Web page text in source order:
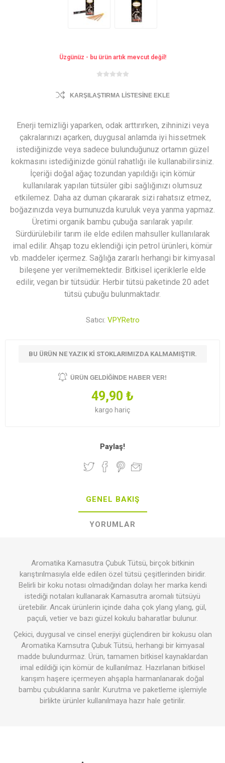
Üzgünüz - bu ürün artık mevcut değil!
KARŞILAŞTIRMA LISTESINE EKLE
Enerji temizliği yaparken, odak arttırırken, zihninizi veya
çakralarınızı açarken, duygusal anlamda iyi hissetmek
istediğinizde veya sadece bulunduğunuz ortamın güzel
kokmasını istediğinizde gönül rahatlığı ile kullanabilirsiniz.
İçeriği doğal ağaç tozundan yapıldığı için kömür
kullanılarak yapılan tütsüler gibi sağlığınızı olumsuz
etkilemez. Daha az duman çıkararak sizi rahatsız etmez,
boğazınızda veya burnunuzda kuruluk veya yanma yapmaz.
Üretimi organik bambu çubuğa sarılarak yapılır.
Sürdürülebilir tarım ile elde edilen mahsuller kullanılarak
imal edilir. Ahşap tozu eklendiği için petrol ürünleri, kömür
vb. maddeler içermez. Sağlığa zararlı herhangi bir kimyasal
bileşene yer verilmemektedir. Bitkisel içeriklerle elde
edilir, vegan bir tütsüdür. Herbir tütsü paketinde 20 adet
tütsü çubuğu bulunmaktadır.
Satıcı: VPYRetro
BU ÜRÜN NE YAZIK KI STOKLARIMIZDA KALMAMIŞTIR.
ÜRÜN GELDIĞINDE HABER VER!
49,90 ₺
kargo hariç
Paylaş!
GENEL BAKIŞ
YORUMLAR
Aromatika Kamasutra Çubuk Tütsü, birçok bitkinin
karıştırılmasıyla elde edilen özel tütsü çeşitlerinden biridir.
Belirli bir koku notası olmadığından dolayı her marka kendi
istediği notaları kullanarak Kamasutra aromalı tütsüyü
üretebilir. Ancak ürünlerin içinde daha çok ylang ylang, gül,
paçuli, vetier ve bazı güzel kokulu baharatlar bulunur.
Çekici, duygusal ve cinsel enerjiyi güçlendiren bir kokusu olan
Aromatika Kamsutra Çubuk Tütsü, herhangi bir kimyasal
madde bulundurmaz. Ürün, tamamen bitkisel kaynaklardan
imal edildiği için kömür de kullanılmaz. Hazırlanan bitkisel
karışım haşere içermeyen ahşapla harmanlanarak doğal
bambu çubuklarına sarılır. Kurutma ve paketleme işlemiyle
birlikte ürünler kullanılmaya hazır hale getirilir.